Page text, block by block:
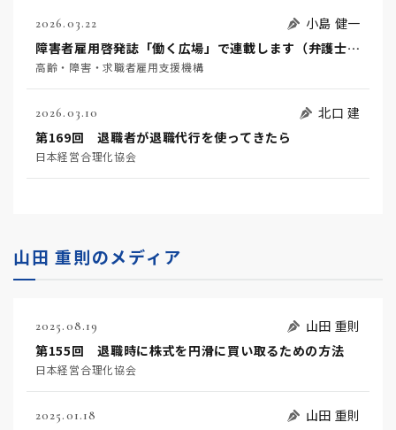
2026.03.22
小島 健一
障害者雇用啓発誌「働く広場」で連載します（弁護士小島健一）
高齢・障害・求職者雇用支援機構
2026.03.10
北口 建
第169回 退職者が退職代行を使ってきたら
日本経営合理化協会
山田 重則のメディア
2025.08.19
山田 重則
第155回 退職時に株式を円滑に買い取るための方法
日本経営合理化協会
2025.01.18
山田 重則